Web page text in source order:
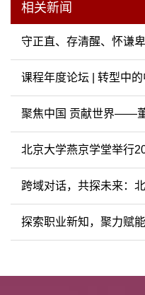
相关新闻
守正直、存清醒、怀谦
课程年度论坛 | 转型中
聚焦中国 贡献世界——
北京大学燕京学堂举行
跨域对话，共探未来：
探索职业新知，聚力赋